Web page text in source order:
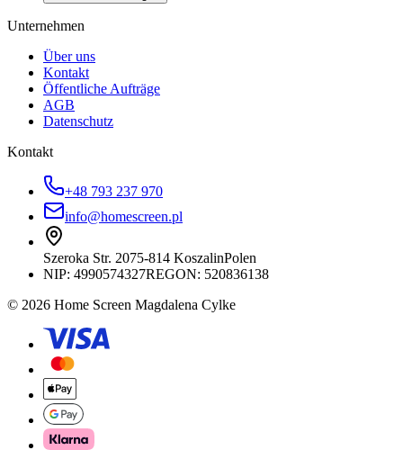
Unternehmen
Über uns
Kontakt
Öffentliche Aufträge
AGB
Datenschutz
Kontakt
+48 793 237 970
info@homescreen.pl
Szeroka Str. 2075-814 KoszalinPolen
NIP: 4990574327REGON: 520836138
© 2026 Home Screen Magdalena Cylke